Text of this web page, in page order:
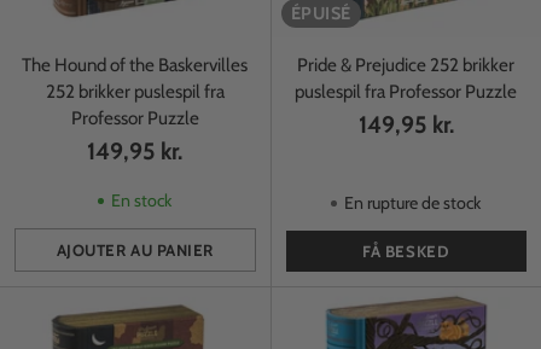
The Hound of the Baskervilles
252 brikker puslespil fra
Professor Puzzle
149,95 kr.
En stock
AJOUTER AU PANIER
Quantité
ÉPUISÉ
Pride & Prejudice 252 brikker
puslespil fra Professor Puzzle
149,95 kr.
En rupture de stock
FÅ BESKED